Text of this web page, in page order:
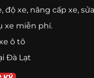
, độ xe, nâng cấp xe,
xe miễn phí.
ô tô
Đà Lạt